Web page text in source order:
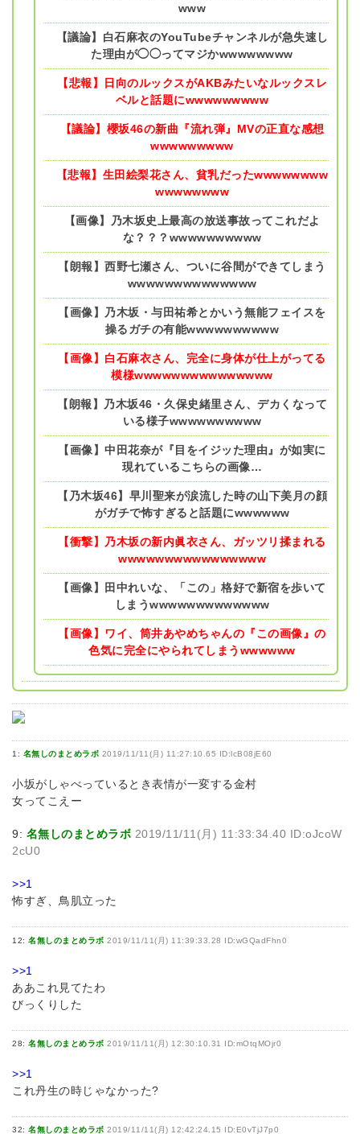
www
【議論】白石麻衣のYouTubeチャンネルが急失速し
た理由が◯◯ってマジかwwwwwwww
【悲報】日向のルックスがAKBみたいなルックスレ
ベルと話題にwwwwwwwww
【議論】櫻坂46の新曲『流れ弾』MVの正直な感想
wwwwwwwww
【悲報】生田絵梨花さん、貧乳だったwwwwwwww
wwwwwwww
【画像】乃木坂史上最高の放送事故ってこれだよ
な？？？wwwwwwwwww
【朗報】西野七瀬さん、ついに谷間ができてしまう
wwwwwwwwwwwwww
【画像】乃木坂・与田祐希とかいう無能フェイスを
操るガチの有能wwwwwwwwww
【画像】白石麻衣さん、完全に身体が仕上がってる
模様wwwwwwwwwwwwwww
【朗報】乃木坂46・久保史緒里さん、デカくなって
いる様子wwwwwwwwww
【画像】中田花奈が『目をイジッた理由』が如実に
現れているこちらの画像…
【乃木坂46】早川聖来が涙流した時の山下美月の顔
がガチで怖すぎると話題にwwwwww
【衝撃】乃木坂の新内眞衣さん、ガッツリ揉まれる
wwwwwwwwwwwwwwww
【画像】田中れいな、「この」格好で新宿を歩いて
しまうwwwwwwwwwwwww
【画像】ワイ、筒井あやめちゃんの『この画像』の
色気に完全にやられてしまうwwwwww
1: 名無しのまとめラボ 2019/11/11(月) 11:27:10.65 ID:lcB08jE60
小坂がしゃべっているとき表情が一変する金村
女ってこえー
9: 名無しのまとめラボ 2019/11/11(月) 11:33:34.40 ID:oJcoW
2cU0
>>1
怖すぎ、鳥肌立った
12: 名無しのまとめラボ 2019/11/11(月) 11:39:33.28 ID:wGQadFhn0
>>1
ああこれ見てたわ
びっくりした
28: 名無しのまとめラボ 2019/11/11(月) 12:30:10.31 ID:mOtqMOjr0
>>1
これ丹生の時じゃなかった?
32: 名無しのまとめラボ 2019/11/11(月) 12:42:24.15 ID:E0vTjJ7p0